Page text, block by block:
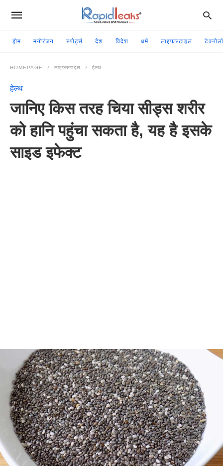
होम मनोरंजन स्पोर्ट्स देश विदेश धर्म लाइफस्टाइल
HOMEPAGE लाइफस्टाइल हेल्थ
हेल्थ
जानिए किस तरह चिया सीड्स शरीर
को हानि पहुंचा सकता है, यह है इसके
साइड इफेक्ट